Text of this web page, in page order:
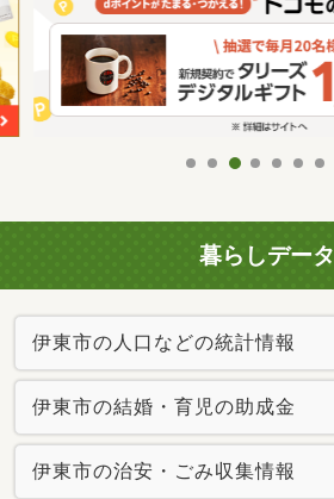
暮らしデータ
伊東市の人口などの統計情報
伊東市の結婚・育児の助成金
伊東市の治安・ごみ収集情報